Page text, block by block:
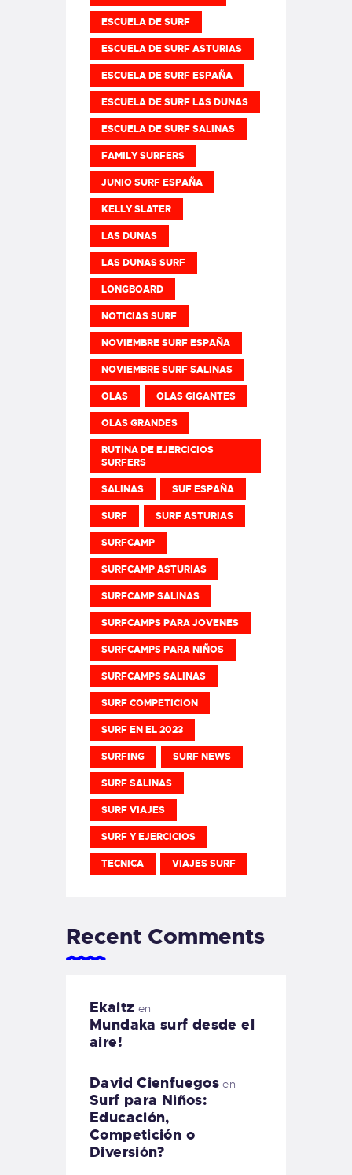
ESCUELA DE SURF
ESCUELA DE SURF ASTURIAS
ESCUELA DE SURF ESPAÑA
ESCUELA DE SURF LAS DUNAS
ESCUELA DE SURF SALINAS
FAMILY SURFERS
JUNIO SURF ESPAÑA
KELLY SLATER
LAS DUNAS
LAS DUNAS SURF
LONGBOARD
NOTICIAS SURF
NOVIEMBRE SURF ESPAÑA
NOVIEMBRE SURF SALINAS
OLAS OLAS GIGANTES
OLAS GRANDES
RUTINA DE EJERCICIOS
SURFERS
SALINAS SUF ESPAÑA
SURF SURF ASTURIAS
SURFCAMP
SURFCAMP ASTURIAS
SURFCAMP SALINAS
SURFCAMPS PARA JOVENES
SURFCAMPS PARA NIÑOS
SURFCAMPS SALINAS
SURF COMPETICION
SURF EN EL 2023
SURFING SURF NEWS
SURF SALINAS
SURF VIAJES
SURF Y EJERCICIOS
TECNICA VIAJES SURF
Recent Comments
Ekaitz en
Mundaka surf desde el
aire!
David Cienfuegos en
Surf para Niños:
Educación,
Competición o
Diversión?